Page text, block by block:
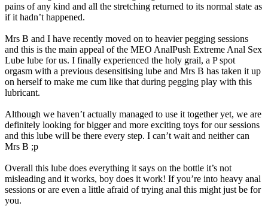
pains of any kind and all the stretching returned to its normal state as
if it hadn’t happened.
Mrs B and I have recently moved on to heavier pegging sessions
and this is the main appeal of the MEO AnalPush Extreme Anal Sex
Lube lube for us. I finally experienced the holy grail, a P spot
orgasm with a previous desensitising lube and Mrs B has taken it up
on herself to make me cum like that during pegging play with this
lubricant.
Although we haven’t actually managed to use it together yet, we are
definitely looking for bigger and more exciting toys for our sessions
and this lube will be there every step. I can’t wait and neither can
Mrs B ;p
Overall this lube does everything it says on the bottle it’s not
misleading and it works, boy does it work! If you’re into heavy anal
sessions or are even a little afraid of trying anal this might just be for
you.